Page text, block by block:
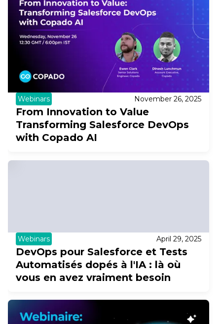
Webinars November 26, 2025
From Innovation to Value
Transforming Salesforce DevOps
with Copado AI
Webinars April 29, 2025
DevOps pour Salesforce et Tests
Automatisés dopés à l'IA : là où
vous en avez vraiment besoin